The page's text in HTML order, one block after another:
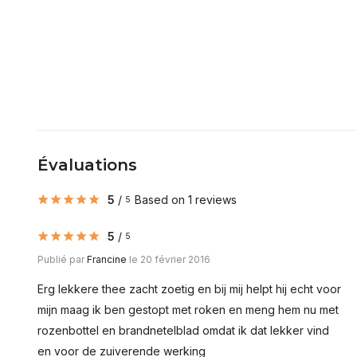
Évaluations
5 / 5 Based on 1 reviews
5 / 5
Publié parFrancine le 20 février 2016
Erg lekkere thee zacht zoetig en bij mij helpt hij echt voor
mijn maag ik ben gestopt met roken en meng hem nu met
rozenbottel en brandnetelblad omdat ik dat lekker vind
en voor de zuiverende werking